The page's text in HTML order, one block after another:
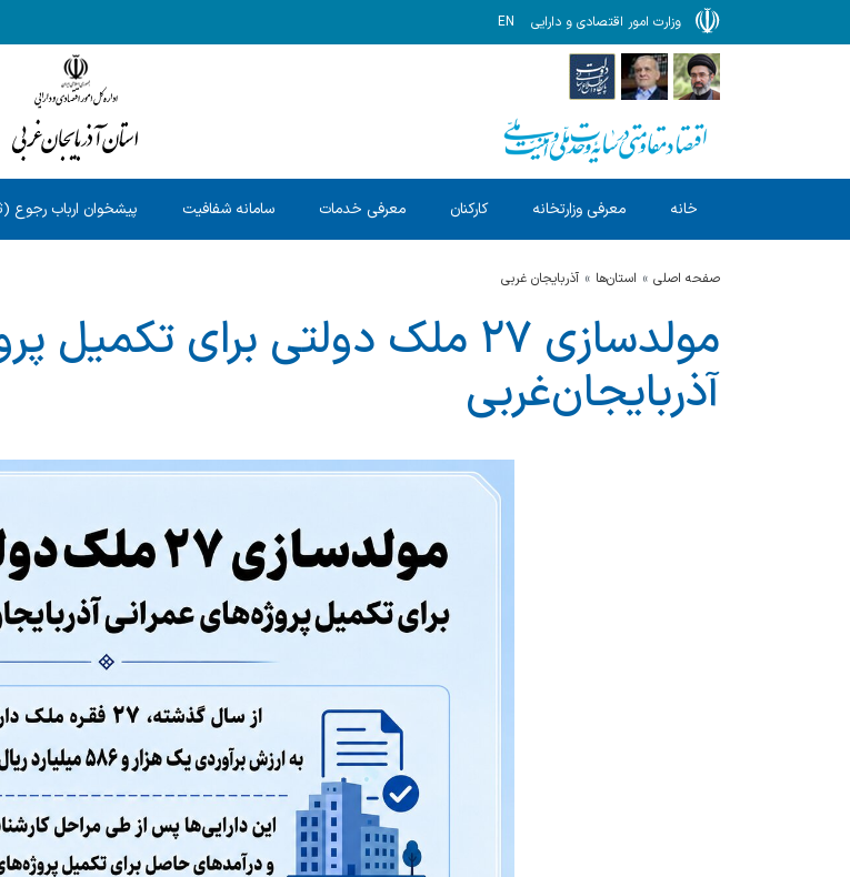
وزارت امور اقتصادی و دارایی EN
خانه معرفی وزارتخانه کارکنان معرفی خدمات سامانه شفافیت پیشخوان ارباب رجوع
صفحه اصلی استان‌ها آذربایجان غربی
مولدسازی ۲۷ ملک دولتی برای
آذربایجان‌غربی